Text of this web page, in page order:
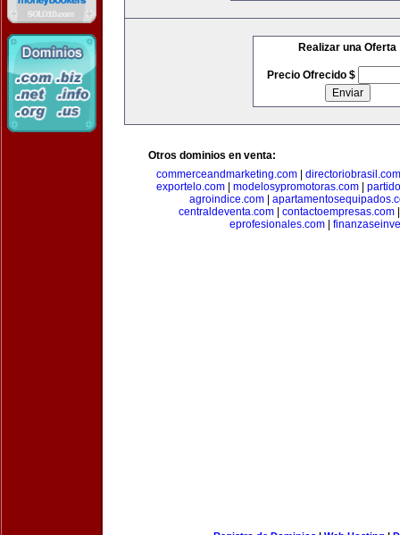
Realizar una Oferta
Precio Ofrecido $
Otros dominios en venta:
commerceandmarketing.com| directoriobrasil.com
exportelo.com
modelosypromotoras.com
agroindice.com
centraldeventa.com
contactoempresas.com
eprofesionales.com